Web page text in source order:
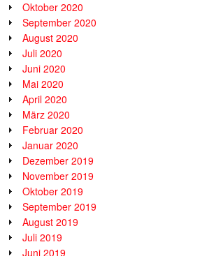
Oktober 2020
September 2020
August 2020
Juli 2020
Juni 2020
Mai 2020
April 2020
März 2020
Februar 2020
Januar 2020
Dezember 2019
November 2019
Oktober 2019
September 2019
August 2019
Juli 2019
Juni 2019